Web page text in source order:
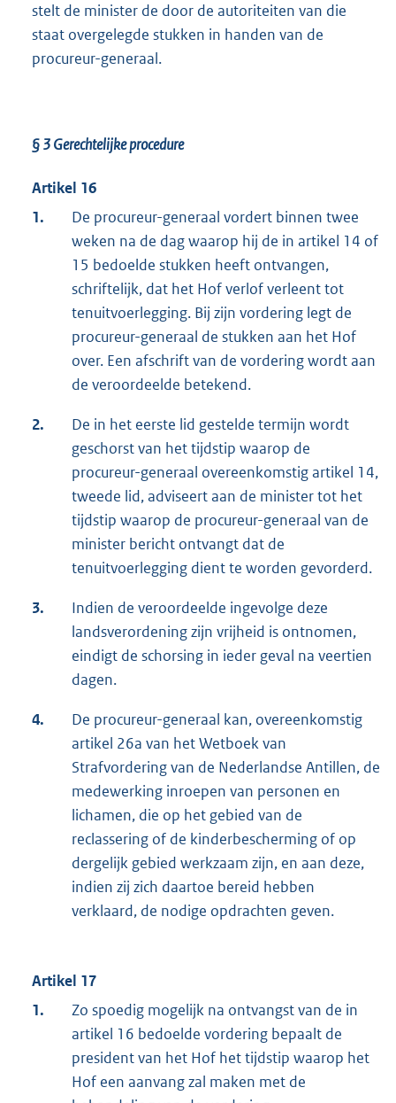
stelt de minister de door de autoriteiten van die
staat overgelegde stukken in handen van de
procureur-generaal.
§ 3Gerechtelijke procedure
Artikel 16
1.
De procureur-generaal vordert binnen twee
weken na de dag waarop hij de in artikel 14 of
15 bedoelde stukken heeft ontvangen,
schriftelijk, dat het Hof verlof verleent tot
tenuitvoerlegging. Bij zijn vordering legt de
procureur-generaal de stukken aan het Hof
over. Een afschrift van de vordering wordt aan
de veroordeelde betekend.
2.
De in het eerste lid gestelde termijn wordt
geschorst van het tijdstip waarop de
procureur-generaal overeenkomstig artikel 14,
tweede lid, adviseert aan de minister tot het
tijdstip waarop de procureur-generaal van de
minister bericht ontvangt dat de
tenuitvoerlegging dient te worden gevorderd.
3.
Indien de veroordeelde ingevolge deze
landsverordening zijn vrijheid is ontnomen,
eindigt de schorsing in ieder geval na veertien
dagen.
4.
De procureur-generaal kan, overeenkomstig
artikel 26a van het Wetboek van
Strafvordering van de Nederlandse Antillen, de
medewerking inroepen van personen en
lichamen, die op het gebied van de
reclassering of de kinderbescherming of op
dergelijk gebied werkzaam zijn, en aan deze,
indien zij zich daartoe bereid hebben
verklaard, de nodige opdrachten geven.
Artikel 17
1.
Zo spoedig mogelijk na ontvangst van de in
artikel 16 bedoelde vordering bepaalt de
president van het Hof het tijdstip waarop het
Hof een aanvang zal maken met de